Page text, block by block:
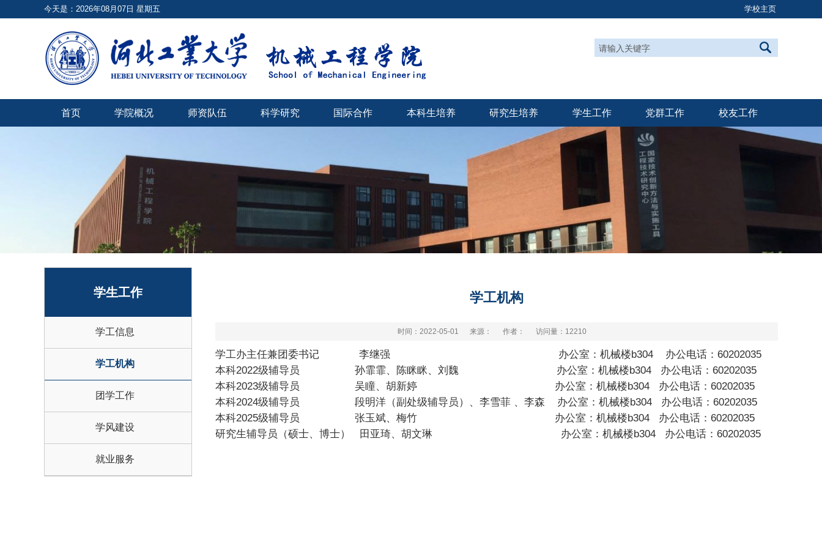
今天是：2026年08月07日 星期五 学校主页
首页 学院概况 师资队伍 科学研究 国际合作 本科生培养 研究生培养 学生工作 党群工作 校友工作
学生工作
学工信息
学工机构
团学工作
学风建设
就业服务
学工机构
时间：2022-05-01 来源： 作者： 访问量： 12210
学工办主任兼团委书记 李继强 办公室：机械楼b304 办公电话：60202035
本科2022级辅导员
孙霏霏、陈眯眯、刘魏 办公室：机械楼b304 办公电话： 60202035
本科2023级辅导员 吴瞳、胡新婷 办公室：机械楼b304 办公电话： 60202035
本科2024级辅导员 段明洋（副处级辅导员）、李雪菲 、李森 办公室：机械楼b304 办公电话： 60202035
本科2025级辅导员 张玉斌、梅竹 办公室：机械楼b304 办公电话： 60202035
研究生辅导员（硕士、博士）
田亚琦、 胡文琳 办公室：机械楼b304 办公电话： 60202035